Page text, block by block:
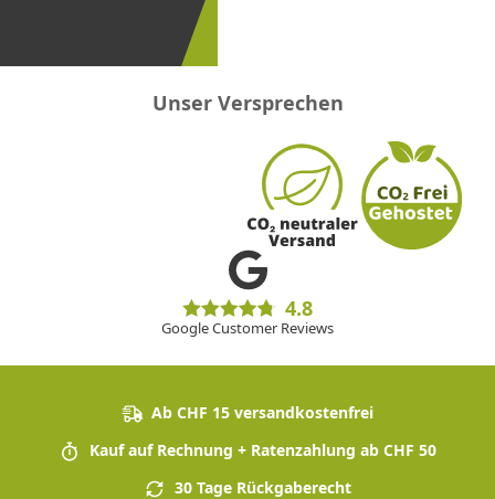
Unser Versprechen
4.8
Google Customer Reviews
Ab CHF 15 versandkostenfrei
Kauf auf Rechnung + Ratenzahlung ab CHF 50
30 Tage Rückgaberecht